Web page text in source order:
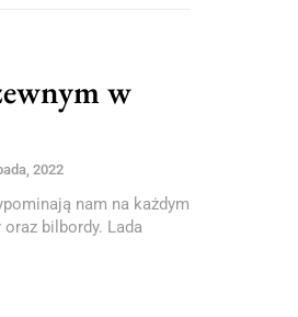
w
2022
nam na każdym
bilbordy. Lada